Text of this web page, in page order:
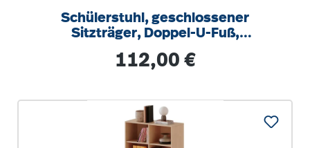
Schülerstuhl, geschlossener
Sitzträger, Doppel-U-Fuß,
Regulärer Preis:
112,00 €